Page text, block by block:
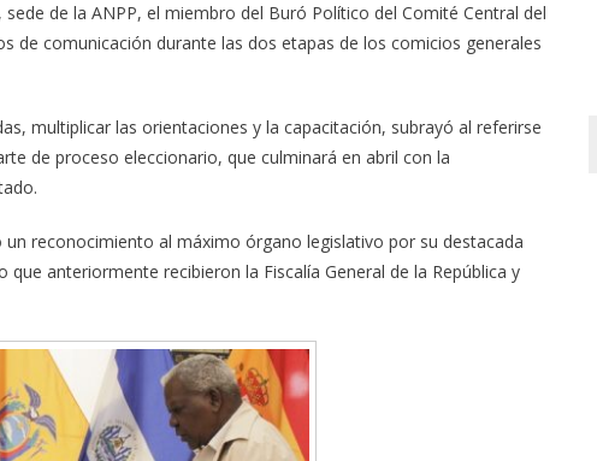
de la ANPP, el miembro del Buró Político del Comité Central del
de comunicación durante las dos etapas de los comicios generales
multiplicar las orientaciones y la capacitación, subrayó al referirse
de proceso eleccionario, que culminará en abril con la
reconocimiento al máximo órgano legislativo por su destacada
anteriormente recibieron la Fiscalía General de la República y